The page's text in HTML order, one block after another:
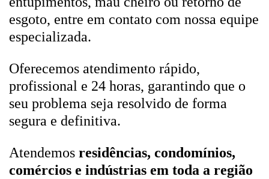
esgoto, entre em contato com nossa equipe
especializada.
Oferecemos atendimento rápido,
profissional e 24 horas, garantindo que o
seu problema seja resolvido de forma
segura e definitiva.
Atendemos residências, condomínios,
comércios e indústrias em toda a região